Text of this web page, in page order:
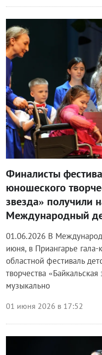
Блог правительства
Финалисты
юношеского
звезда» получили
Международный
01.06.2026 В
июня, в Приангарье
областной фестиваль
творчества
музыкально
01 июня 2026 в 17:52